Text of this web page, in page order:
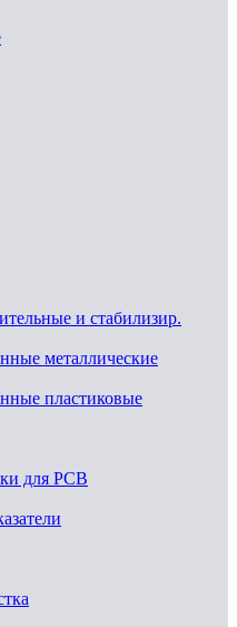
и стабилизир.
металлические
пластиковые
для PCB